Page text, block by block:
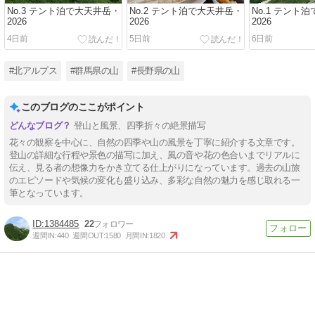
No.3 テント泊で大天井岳・
2026
4日前
No.2 テント泊で大天井岳・
2026
5日前
No.1 テント泊
2026
6日前
#北アルプス #群馬県の山 #長野県の山
このブログのここがポイント
登山と風景、四季折々の絶景描写
花々の観察を中心に、自然の四季や山の風景を丁寧に紹介する文章です。
登山の詳細な行程や景色の描写に加え、風の音や花の色合いまでリアルに
伝え、見る者の想像力をかき立てる仕上がりになっています。過去の山旅
のエピソードや気候の変化も盛り込み、多彩な自然の魅力を感じ取れる一
筆となっています。
1384485 22
週間IN:440 週間OUT:1580 月間IN:1820